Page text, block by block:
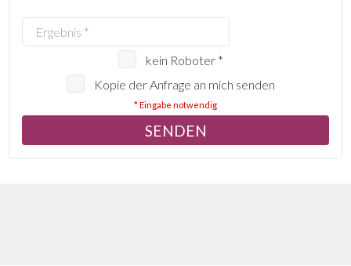
kein Roboter *
Kopie der Anfrage an mich senden
* Eingabe notwendig